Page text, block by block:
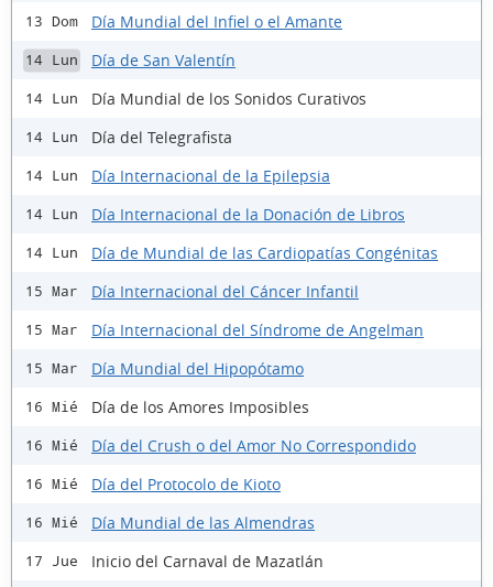
13 Dom Día Mundial del Infiel o el Amante
14 Lun Día de San Valentín
14 Lun Día Mundial de los Sonidos Curativos
14 Lun Día del Telegrafista
14 Lun Día Internacional de la Epilepsia
14 Lun Día Internacional de la Donación de Libros
14 Lun Día de Mundial de las Cardiopatías Congénitas
15 Mar Día Internacional del Cáncer Infantil
15 Mar Día Internacional del Síndrome de Angelman
15 Mar Día Mundial del Hipopótamo
16 Mié Día de los Amores Imposibles
16 Mié Día del Crush o del Amor No Correspondido
16 Mié Día del Protocolo de Kioto
16 Mié Día Mundial de las Almendras
17 Jue Inicio del Carnaval de Mazatlán